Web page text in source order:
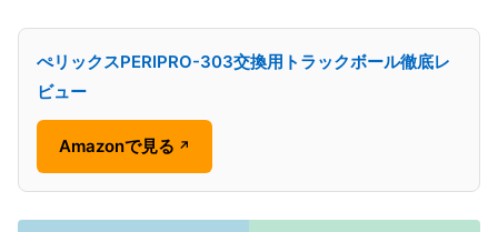
ぺリックスPERIPRO-303交換用トラックボール徹底レ
ビュー
Amazonで見る ↗